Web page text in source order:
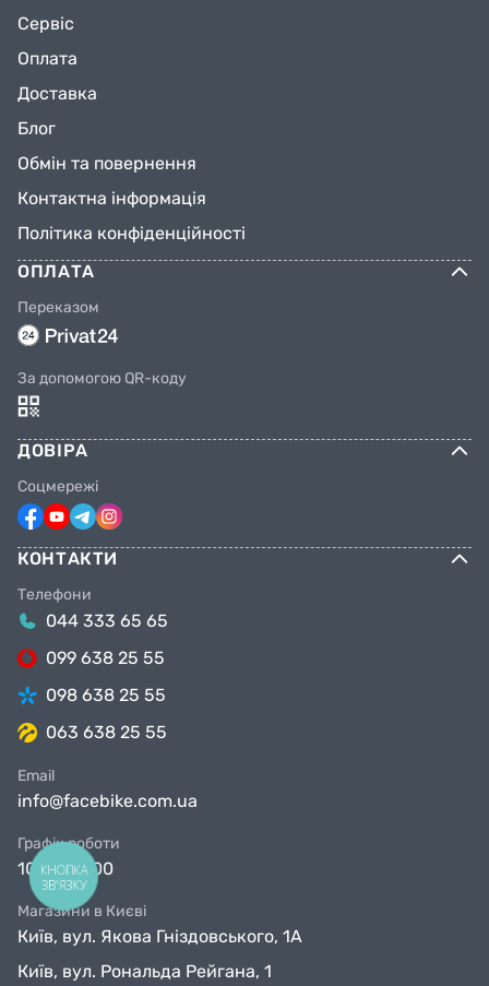
Сервіс
Оплата
Доставка
Блог
Обмін та повернення
Контактна інформація
Політика конфіденційності
ОПЛАТА
Переказом
За допомогою QR-коду
ДОВІРА
Соцмережі
КОНТАКТИ
Телефони
044 333 65 65
099 638 25 55
098 638 25 55
063 638 25 55
Email
info@facebike.com.ua
Графік роботи
10:00-19:00
Магазини в Києві
Київ, вул. Якова Гніздовського, 1А
Київ, вул. Рональда Рейгана, 1
КНОПКА
ЗВ'ЯЗКУ